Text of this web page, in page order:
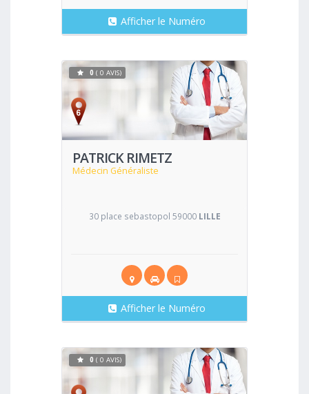
Afficher le Numéro
PATRICK RIMETZ
Médecin Généraliste
Voir
0 ( 0 AVIS)
30 place sebastopol 59000 LILLE
Afficher le Numéro
Voir
0 ( 0 AVIS)